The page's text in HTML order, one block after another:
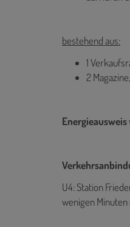
bestehend aus:
1
2
Energieausweis
U4: Station
wenigen